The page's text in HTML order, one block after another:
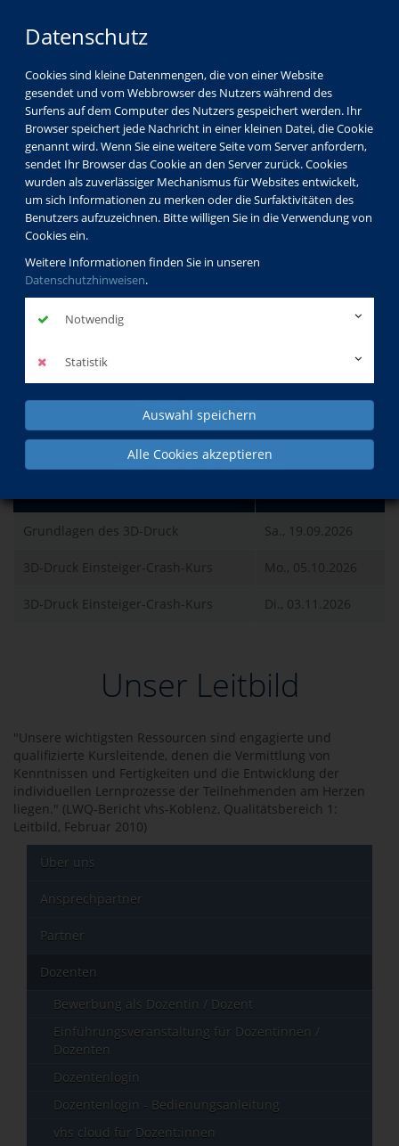
Datenschutz
Cookies sind kleine Datenmengen, die von einer Website
gesendet und vom Webbrowser des Nutzers während des
Surfens auf dem Computer des Nutzers gespeichert werden. Ihr
Browser speichert jede Nachricht in einer kleinen Datei, die Cookie
genannt wird. Wenn Sie eine weitere Seite vom Server anfordern,
sendet Ihr Browser das Cookie an den Server zurück. Cookies
wurden als zuverlässiger Mechanismus für Websites entwickelt,
um sich Informationen zu merken oder die Surfaktivitäten des
Benutzers aufzuzeichnen. Bitte willigen Sie in die Verwendung von
Cookies ein.
Weitere Informationen finden Sie in unseren
Datenschutzhinweisen.
Notwendig
Statistik
Auswahl speichern
Alle Cookies akzeptieren
Über uns Dozenten Elke Nillius
Elke Nillius
Dozentinnenprofil
Ich möchte meine Faszination für die Technik des 3D-Drucks
Kurse der Dozentin
Grundlagen des 3D-Druck Sa., 19.09.2026
3D-Druck Einsteiger-Crash-Kurs Mo., 05.10.2026
3D-Druck Einsteiger-Crash-Kurs Di., 03.11.2026
Unser Leitbild
"Unsere wichtigsten Ressourcen sind engagierte und
qualifizierte Kursleitende, denen die Vermittlung von
Kenntnissen und Fertigkeiten und die Entwicklung der
individuellen Lernprozesse der Teilnehmenden am Herzen
liegen." (LWQ-Bericht vhs-Koblenz, Qualitätsbereich 1:
Leitbild, Februar 2010)
Über uns
Ansprechpartner
Partner
Dozenten
Bewerbung als Dozentin / Dozent
Einführungsveranstaltung für Dozentinnen /
Dozenten
Dozentenlogin
Dozentenlogin - Bedienungsanleitung
vhs cloud für Dozent:innen